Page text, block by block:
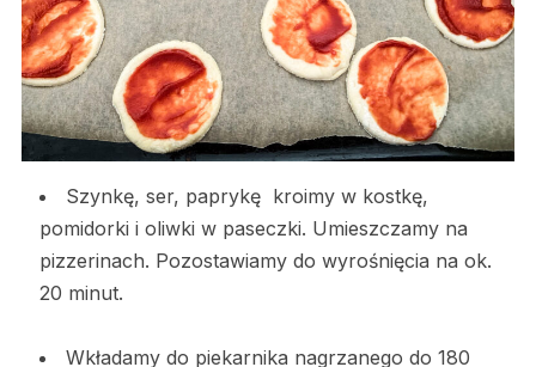
Szynkę, ser, paprykę kroimy w kostkę,
pomidorki i oliwki w paseczki. Umieszczamy na
pizzerinach. Pozostawiamy do wyrośnięcia na ok.
20 minut.
Wkładamy do piekarnika nagrzanego do 180